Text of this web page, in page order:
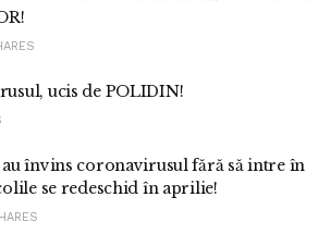
ucis de POLIDIN!
au învins coronavirusul fără să intre în
se redeschid în aprilie!